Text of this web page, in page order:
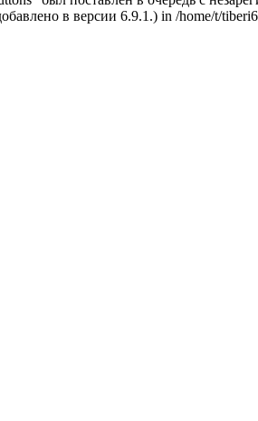
в версии 6.9.1.) in /home/t/